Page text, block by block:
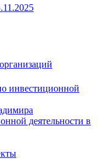
инвестиционной
деятельности в